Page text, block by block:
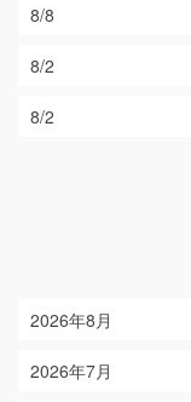
8/8
8/2
8/2
2026年8月
2026年7月